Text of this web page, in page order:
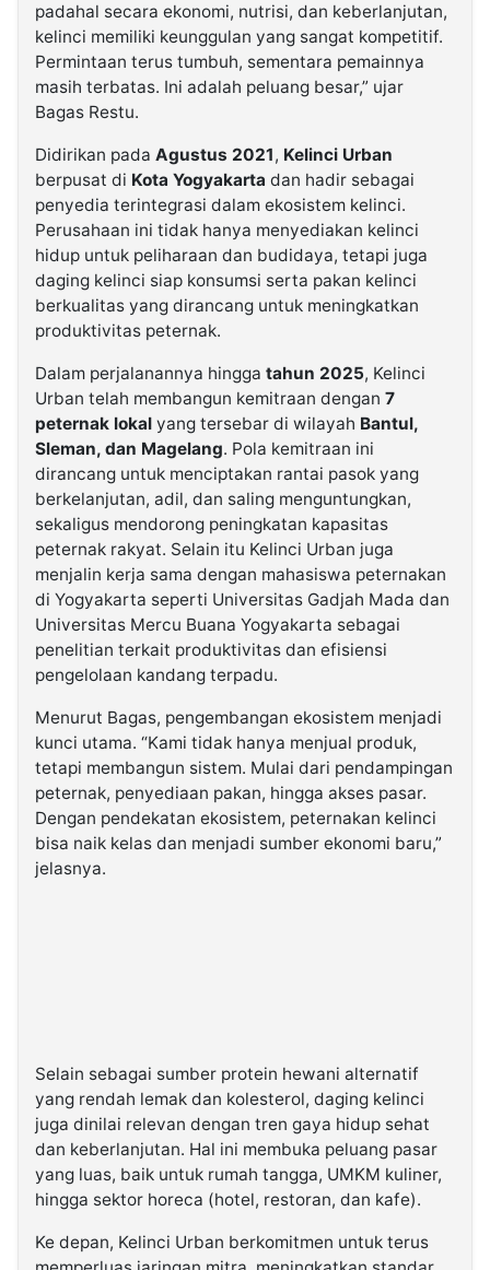
padahal secara ekonomi, nutrisi, dan keberlanjutan,
kelinci memiliki keunggulan yang sangat kompetitif.
Permintaan terus tumbuh, sementara pemainnya
masih terbatas. Ini adalah peluang besar,” ujar
Bagas Restu.
Didirikan pada Agustus 2021, Kelinci Urban
berpusat di Kota Yogyakarta dan hadir sebagai
penyedia terintegrasi dalam ekosistem kelinci.
Perusahaan ini tidak hanya menyediakan kelinci
hidup untuk peliharaan dan budidaya, tetapi juga
daging kelinci siap konsumsi serta pakan kelinci
berkualitas yang dirancang untuk meningkatkan
produktivitas peternak.
Dalam perjalanannya hingga tahun 2025, Kelinci
Urban telah membangun kemitraan dengan 7
peternak lokal yang tersebar di wilayah Bantul,
Sleman, dan Magelang. Pola kemitraan ini
dirancang untuk menciptakan rantai pasok yang
berkelanjutan, adil, dan saling menguntungkan,
sekaligus mendorong peningkatan kapasitas
peternak rakyat. Selain itu Kelinci Urban juga
menjalin kerja sama dengan mahasiswa peternakan
di Yogyakarta seperti Universitas Gadjah Mada dan
Universitas Mercu Buana Yogyakarta sebagai
penelitian terkait produktivitas dan efisiensi
pengelolaan kandang terpadu.
Menurut Bagas, pengembangan ekosistem menjadi
kunci utama. “Kami tidak hanya menjual produk,
tetapi membangun sistem. Mulai dari pendampingan
peternak, penyediaan pakan, hingga akses pasar.
Dengan pendekatan ekosistem, peternakan kelinci
bisa naik kelas dan menjadi sumber ekonomi baru,”
jelasnya.
Selain sebagai sumber protein hewani alternatif
yang rendah lemak dan kolesterol, daging kelinci
juga dinilai relevan dengan tren gaya hidup sehat
dan keberlanjutan. Hal ini membuka peluang pasar
yang luas, baik untuk rumah tangga, UMKM kuliner,
hingga sektor horeca (hotel, restoran, dan kafe).
Ke depan, Kelinci Urban berkomitmen untuk terus